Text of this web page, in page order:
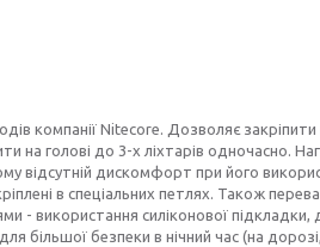
компанії Nitecore. Дозволяє закріпити
на голові до 3-х ліхтарів одночасно.
відсутній дискомфорт при його
в спеціальних петлях. Також
- використання силіконової підкладки,
більшої безпеки в нічний час (на